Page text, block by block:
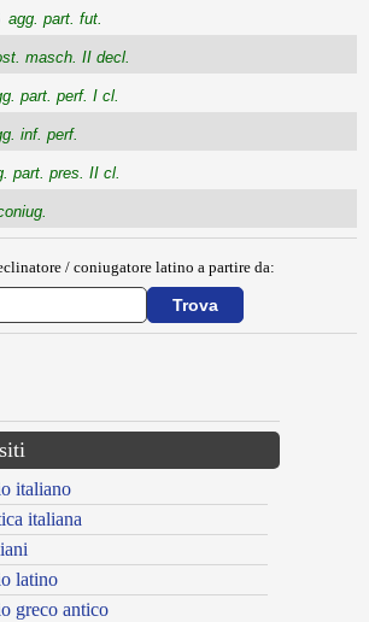
agg. part. fut.
masch. II decl.
part. perf. I cl.
inf. perf.
part. pres. II cl.
/ coniugatore latino a partire da:
italiano
italiana
latino
greco antico